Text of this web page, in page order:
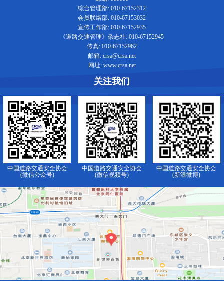
综合管理部: 010-67152312
会员联络部: 010-67153032
宣传工作部: 010-67152935
《道路交通管理》杂志社: 010-67152945
传真: 010-67152962
邮箱: crsa@crsa.net
网址: www.crsa.net
关注我们
中国道路交通安全协会
(微信公众号)
中国道路交通安全协会
(微信视频号)
中国道路交通安全协会
(新浪微博)